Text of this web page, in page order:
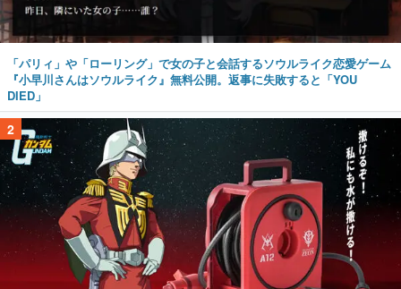
「パリィ」や「ローリング」で女の子と会話するソウルライク恋愛ゲーム
『小早川さんはソウルライク』無料公開。返事に失敗すると「YOU
DIED」
2